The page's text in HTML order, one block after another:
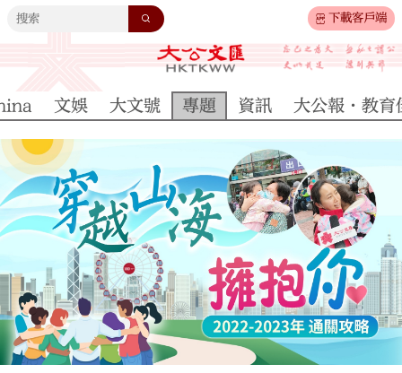
下載客戶端
文娛 大文號 專題 資訊 大公報·教育